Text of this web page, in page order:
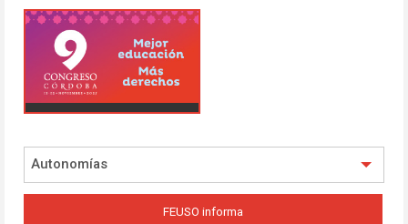
Autonomías
FEUSO informa